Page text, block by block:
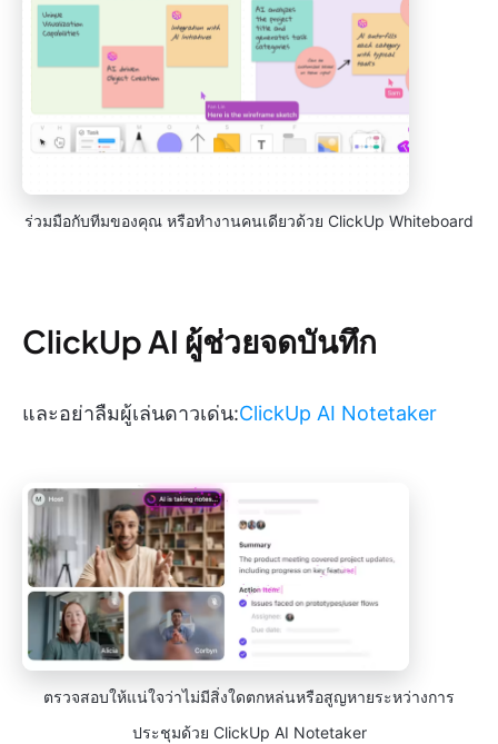
ร่วมมือกับทีมของคุณ หรือทำงานคนเดียวด้วย ClickUp Whiteboard
ClickUp AI ผู้ช่วยจดบันทึก
และอย่าลืมผู้เล่นดาวเด่น:ClickUp AI Notetaker
ตรวจสอบให้แน่ใจว่าไม่มีสิ่งใดตกหล่นหรือสูญหายระหว่างการ
ประชุมด้วย ClickUp AI Notetaker